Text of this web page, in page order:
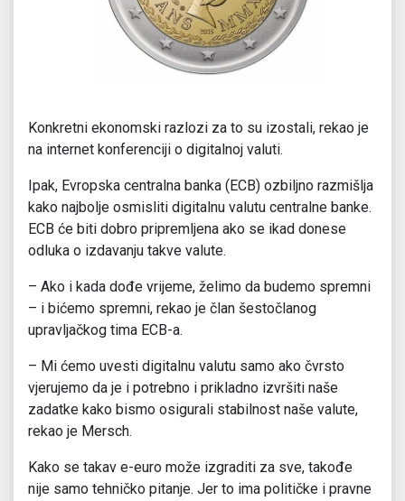
Konkretni ekonomski razlozi za to su izostali, rekao je
na internet konferenciji o digitalnoj valuti.
Ipak, Evropska centralna banka (ECB) ozbiljno razmišlja
kako najbolje osmisliti digitalnu valutu centralne banke.
ECB će biti dobro pripremljena ako se ikad donese
odluka o izdavanju takve valute.
– Ako i kada dođe vrijeme, želimo da budemo spremni
– i bićemo spremni, rekao je član šestočlanog
upravljačkog tima ECB-a.
– Mi ćemo uvesti digitalnu valutu samo ako čvrsto
vjerujemo da je i potrebno i prikladno izvršiti naše
zadatke kako bismo osigurali stabilnost naše valute,
rekao je Mersch.
Kako se takav e-euro može izgraditi za sve, takođe
nije samo tehničko pitanje. Jer to ima političke i pravne